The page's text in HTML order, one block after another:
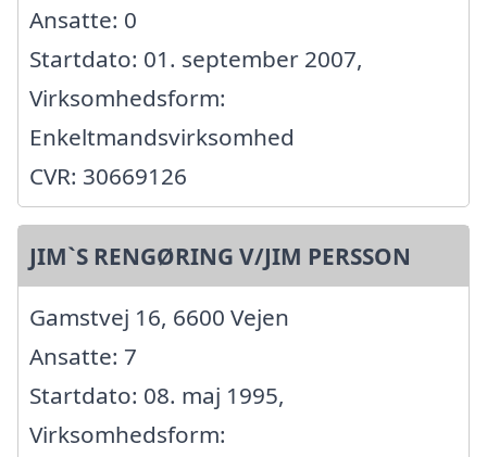
Ansatte: 0
Startdato: 01. september 2007,
Virksomhedsform:
Enkeltmandsvirksomhed
CVR: 30669126
JIM`S RENGØRING V/JIM PERSSON
Gamstvej 16, 6600 Vejen
Ansatte: 7
Startdato: 08. maj 1995,
Virksomhedsform: